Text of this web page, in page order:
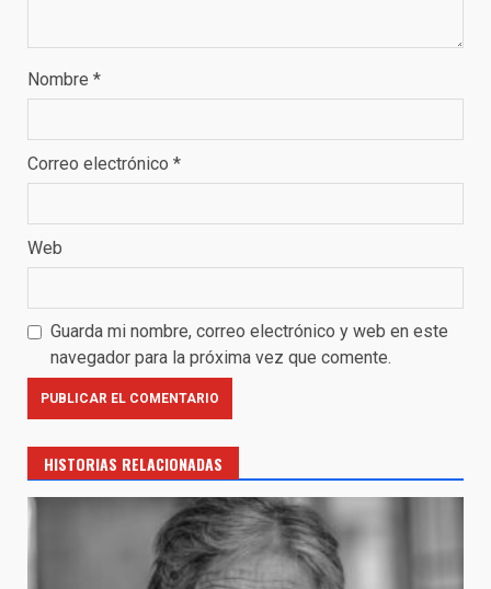
Nombre *
Correo electrónico *
Web
Guarda mi nombre, correo electrónico y web en este
navegador para la próxima vez que comente.
HISTORIAS RELACIONADAS